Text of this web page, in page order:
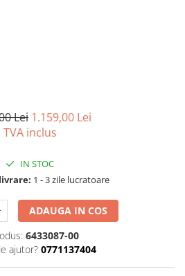
Lei 1.159,00 Lei
TVA inclus
IN STOC
1 - 3 zile lucratoare
ADAUGA IN COS
6433087-00
ajutor? 0771137404